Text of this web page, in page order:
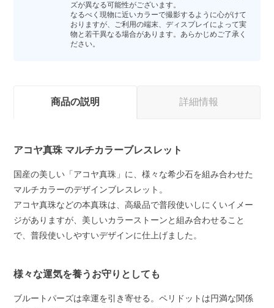
ズが異なる可能性がございます。
なるべく現物に近いカラーで撮影するように心がけて
おりますが、ご利用の端末、ディスプレイによって実
物と若干異なる場合があります。あらかじめご了承く
ださい。
商品の説明 詳細情報
アコヤ真珠 マルチカラーブレスレット
国産の美しい「アコヤ真珠」に、様々な希少石を組み合わせた
マルチカラーのデザインブレスレット。
アコヤ真珠などの本真珠は、高級品で普段使いしにくいイメー
ジがありますが、美しいカラーストーンと組み合わせること
で、普段使いしやすいデザインに仕上げました。
様々な運気を養うお守りとしても
ブルートパーズは幸運を引き寄せる。ペリドットは円満な関係